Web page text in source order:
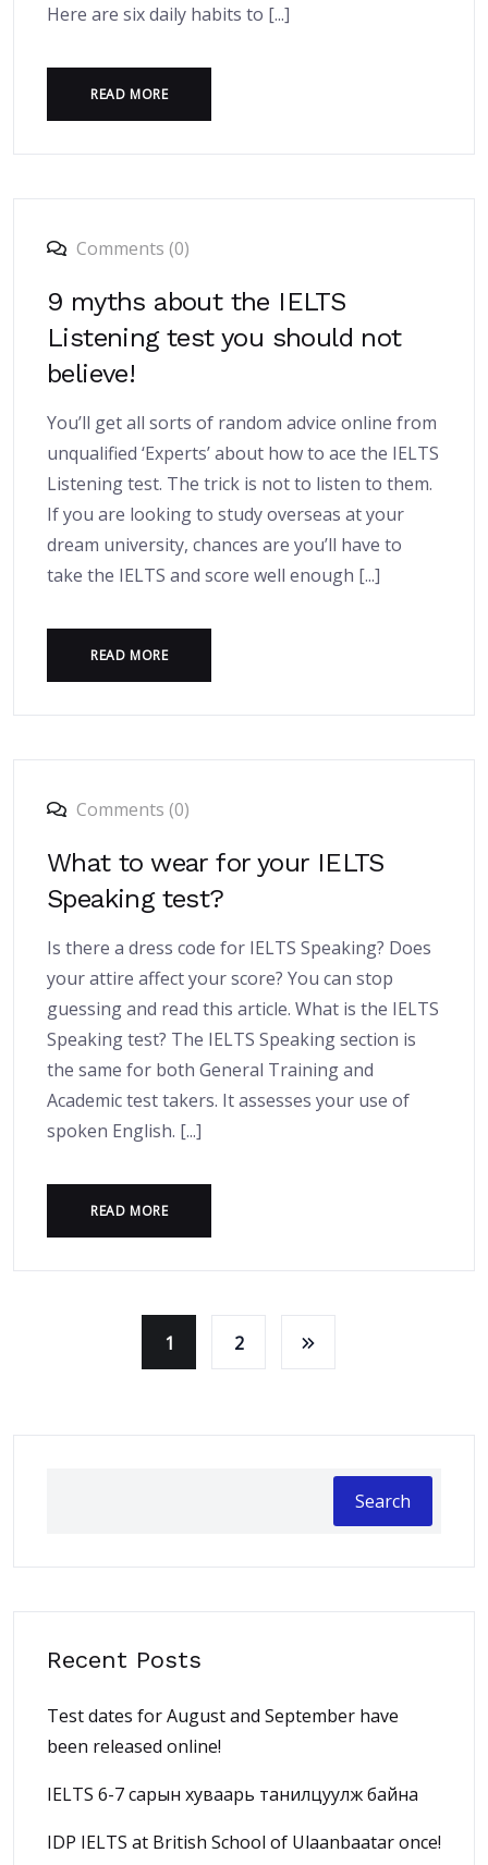
Here are six daily habits to [...]
READ MORE
Comments (0)
9 myths about the IELTS
Listening test you should not
believe!
You’ll get all sorts of random advice online from
unqualified ‘Experts’ about how to ace the IELTS
Listening test. The trick is not to listen to them.
If you are looking to study overseas at your
dream university, chances are you’ll have to
take the IELTS and score well enough [...]
READ MORE
Comments (0)
What to wear for your IELTS
Speaking test?
Is there a dress code for IELTS Speaking? Does
your attire affect your score? You can stop
guessing and read this article. What is the IELTS
Speaking test? The IELTS Speaking section is
the same for both General Training and
Academic test takers. It assesses your use of
spoken English. [...]
READ MORE
1 2
Search
Recent Posts
Test dates for August and September have
been released online!
IELTS 6-7 сарын хуваарь танилцуулж байна
IDP IELTS at British School of Ulaanbaatar once!